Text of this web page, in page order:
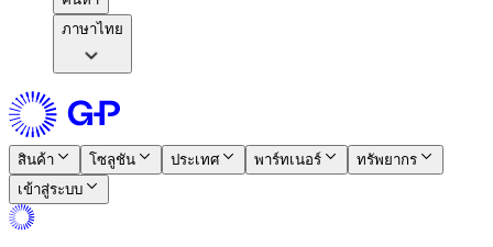
ภาษาไทย
สินค้า​​ โซลูชัน​​ ประเทศ​​ พาร์ทเนอร์​​
ทรัพยากร​​
เข้าสู่ระบบ​​